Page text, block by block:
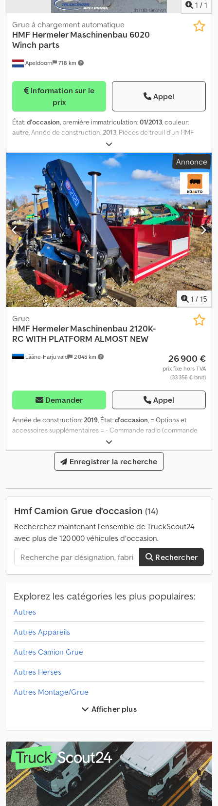
1 / 1
Apeldoorn 718 km
Grue à chargement automatique
HMF Hermeler Maschinenbau 6020
Winch parts
prix
Appel
État:d'occasion, première immatriculation:01/2013, couleur:
autre, Année de construction:2013, Pièces de treuil d'un HMF
6020 avec flèche = Information sur la société = Données
bancaires: Compte Rabobank: 39.33.10.655 IBAN:
NL73RABO0393310655 Code SWIFT: RABONL2U - Vérifiez toujours
nos coordonnées bancaires avant la transaction! Djdew D Dfljpfx
Ahcsck - La réservation de véhicules n'est pas possible sans
caution. - Les erreurs d'écriture et de texte sont réservées à tous
les véhicules proposés.
Annonce
1 / 15
Lääne-Harju vald 2 045 km
Grue
HMF Hermeler Maschinenbau 2120K-
RC WITH PLATFORM ALMOST NEW
26 900 €
prix fixe hors TVA
(33 356 € brut)
Demander Appel
Année de construction:2019, État:d'occasion, = Options et
accessoires supplémentaires = - Commande radio (commande
radio pour l'attache de la grue) Dcodjzhmywopfx Ahcsk =
Remarques = Portée : 8,2 m Capacité de levage maximale à
l’extrémité du flèche : 2 360 kg Sections du flèche : 2 =
Informations complémentaires = Neuf : Non Domaine
Enregistrer la recherche
Hmf Camion Grue d'occasion (14)
Recherchez maintenant l’ensemble de TruckScout24
avec plus de 120 000 véhicules d’occasion.
Rechercher
Explorez les catégories les plus populaires:
Autres
Autres Appareils
Autres Camion Grue
Autres Herses
Autres Montage/Grue
Camion Grue
Camion À Benne Basculante Avec Grue
Camions À Ordures/Déchets
Daf Camion Grue
Afficher plus